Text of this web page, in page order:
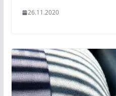
26.11.2020